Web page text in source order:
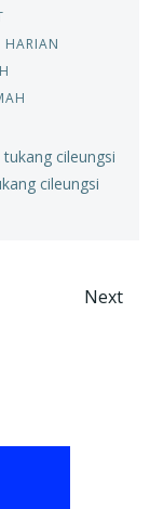
HARIAN
tukang cileungsi
cileungsi
Next